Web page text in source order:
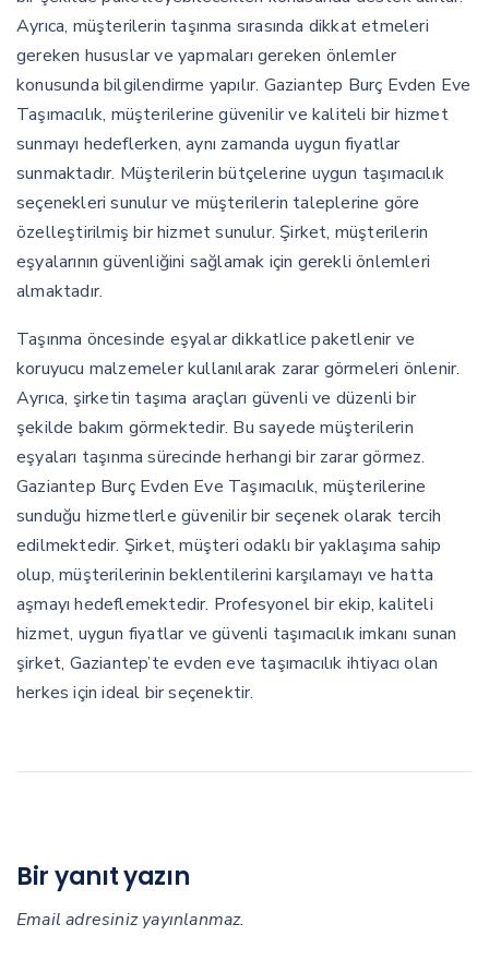
Ayrıca, müşterilerin taşınma sırasında dikkat etmeleri
gereken hususlar ve yapmaları gereken önlemler
konusunda bilgilendirme yapılır. Gaziantep Burç Evden Eve
Taşımacılık, müşterilerine güvenilir ve kaliteli bir hizmet
sunmayı hedeflerken, aynı zamanda uygun fiyatlar
sunmaktadır. Müşterilerin bütçelerine uygun taşımacılık
seçenekleri sunulur ve müşterilerin taleplerine göre
özelleştirilmiş bir hizmet sunulur. Şirket, müşterilerin
eşyalarının güvenliğini sağlamak için gerekli önlemleri
almaktadır.
Taşınma öncesinde eşyalar dikkatlice paketlenir ve
koruyucu malzemeler kullanılarak zarar görmeleri önlenir.
Ayrıca, şirketin taşıma araçları güvenli ve düzenli bir
şekilde bakım görmektedir. Bu sayede müşterilerin
eşyaları taşınma sürecinde herhangi bir zarar görmez.
Gaziantep Burç Evden Eve Taşımacılık, müşterilerine
sunduğu hizmetlerle güvenilir bir seçenek olarak tercih
edilmektedir. Şirket, müşteri odaklı bir yaklaşıma sahip
olup, müşterilerinin beklentilerini karşılamayı ve hatta
aşmayı hedeflemektedir. Profesyonel bir ekip, kaliteli
hizmet, uygun fiyatlar ve güvenli taşımacılık imkanı sunan
şirket, Gaziantep’te evden eve taşımacılık ihtiyacı olan
herkes için ideal bir seçenektir.
Bir yanıt yazın
Email adresiniz yayınlanmaz.